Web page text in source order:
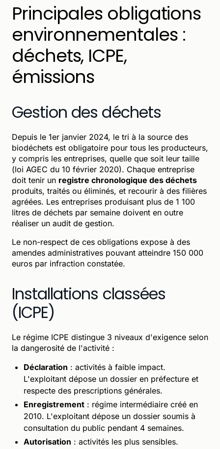
Principales obligations
environnementales :
déchets, ICPE,
émissions
Gestion des déchets
Depuis le 1er janvier 2024, le tri à la source des
biodéchets est obligatoire pour tous les producteurs,
y compris les entreprises, quelle que soit leur taille
(loi AGEC du 10 février 2020). Chaque entreprise
doit tenir un registre chronologique des déchets
produits, traités ou éliminés, et recourir à des filières
agréées. Les entreprises produisant plus de 1 100
litres de déchets par semaine doivent en outre
réaliser un audit de gestion.
Le non-respect de ces obligations expose à des
amendes administratives pouvant atteindre 150 000
euros par infraction constatée.
Installations classées
(ICPE)
Le régime ICPE distingue 3 niveaux d'exigence selon
la dangerosité de l'activité :
Déclaration : activités à faible impact.
L'exploitant dépose un dossier en préfecture et
respecte des prescriptions générales.
Enregistrement : régime intermédiaire créé en
2010. L'exploitant dépose un dossier soumis à
consultation du public pendant 4 semaines.
Autorisation : activités les plus sensibles.